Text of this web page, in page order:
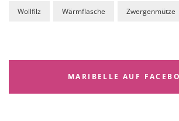
Wollfilz Wärmflasche Zwergenmütze
MARIBELLE AUF